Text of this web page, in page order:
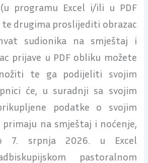
programu Excel i/ili u PDF
drugima proslijediti obrazac
sudionika na smještaj i
prijave u PDF obliku možete
te ga podijeliti svojim
će, u suradnji sa svojim
podatke o svojim
na smještaj i noćenje,
7. srpnja 2026. u Excel
pastoralnom